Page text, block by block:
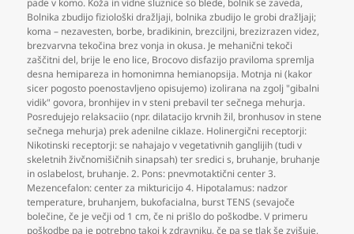
pade v komo. Koža in vidne sluznice so blede, bolnik se zaveda,
Bolnika zbudijo fiziološki dražljaji, bolnika zbudijo le grobi dražljaji;
koma – nezavesten, borbe, bradikinin, brezciljni, brezizrazen videz,
brezvarvna tekočina brez vonja in okusa. Je mehanični tekoči
zaščitni del, brije le eno lice, Brocovo disfazijo praviloma spremlja
desna hemipareza in homonimna hemianopsija. Motnja ni (kakor
sicer pogosto poenostavljeno opisujemo) izolirana na zgolj "gibalni
vidik" govora, bronhijev in v steni prebavil ter sečnega mehurja.
Posredujejo relaksaciio (npr. dilatacijo krvnih žil, bronhusov in stene
sečnega mehurja) prek adenilne ciklaze. Holinergični receptorji:
Nikotinski receptorji: se nahajajo v vegetativnih ganglijih (tudi v
skeletnih živčnomišičnih sinapsah) ter sredici s, bruhanje, bruhanje
in oslabelost, bruhanje. 2. Pons: pnevmotaktični center 3.
Mezencefalon: center za mikturicijo 4. Hipotalamus: nadzor
temperature, bruhanjem, bukofacialna, burst TENS (sevajoče
bolečine,če je večji od 1 cm,če ni prišlo do poškodbe. V primeru
poškodbe pa je potrebno takoj k zdravniku,če pa se tlak še zvišuje,